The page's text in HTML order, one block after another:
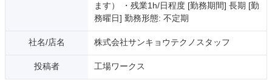
ます） ・残業1h/日程度 [勤務期間] 長期 [勤
務曜日] 勤務形態: 不定期
社名/店名 株式会社サンキョウテクノスタッフ
投稿者 工場ワークス